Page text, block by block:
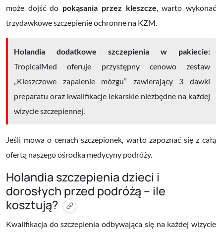
może dojść do pokąsania przez kleszcze , warto wykonać
trzydawkowe szczepienie ochronne na KZM.
Holandia dodatkowe szczepienia w pakiecie:
TropicalMed oferuje przystępny cenowo zestaw
„Kleszczowe zapalenie mózgu” zawierający 3 dawki
preparatu oraz kwalifikacje lekarskie niezbędne na każdej
wizycie szczepiennej.
Jeśli mowa o cenach szczepionek, warto zapoznać się z całą
ofertą naszego ośrodka medycyny podróży.
Holandia szczepienia dzieci i
dorosłych przed podróżą – ile
kosztują?
Kwalifikacja do szczepienia odbywająca się na każdej wizycie